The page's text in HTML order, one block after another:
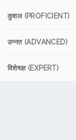
कुशल (PROFICIENT)
उन्नत (ADVANCED)
विशेषज्ञ (EXPERT)